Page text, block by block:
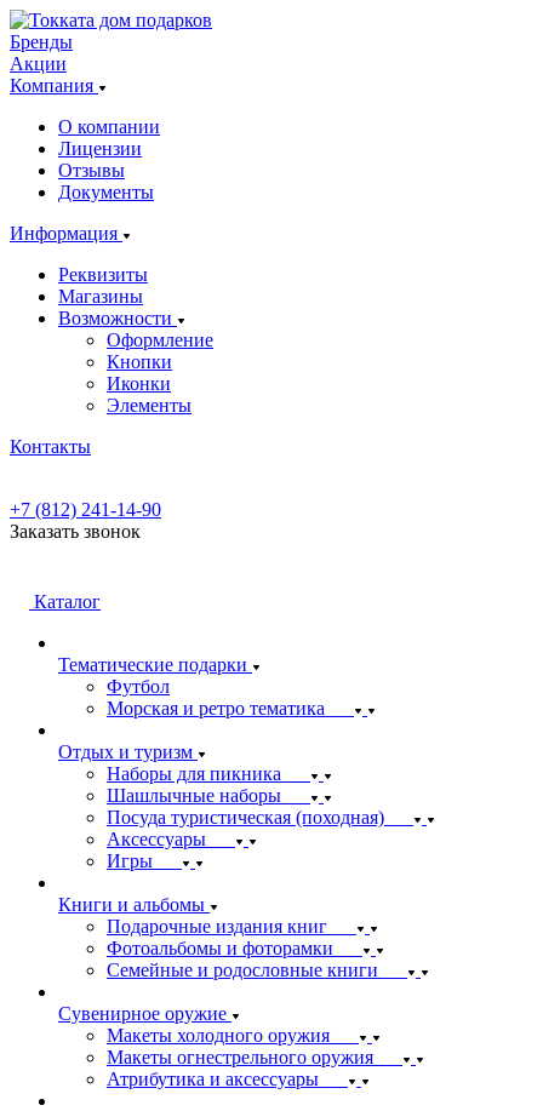
Бренды
Акции
Компания
О компании
Лицензии
Отзывы
Документы
Информация
Реквизиты
Магазины
Возможности
Оформление
Кнопки
Иконки
Элементы
Контакты
+7 (812) 241-14-90
Заказать звонок
Каталог
Тематические подарки
Футбол
Морская и ретро тематика
Отдых и туризм
Наборы для пикника
Шашлычные наборы
Посуда туристическая (походная)
Аксессуары
Игры
Книги и альбомы
Подарочные издания книг
Фотоальбомы и фоторамки
Семейные и родословные книги
Сувенирное оружие
Макеты холодного оружия
Макеты огнестрельного оружия
Атрибутика и аксессуары